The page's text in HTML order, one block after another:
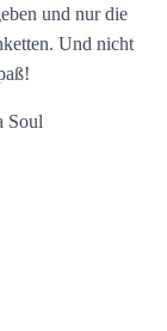
und nur die
Und nicht
Soul